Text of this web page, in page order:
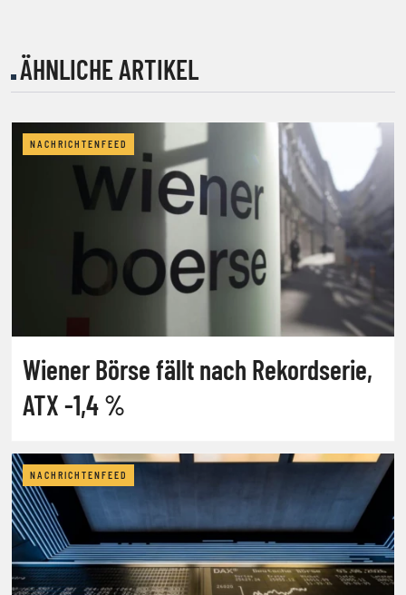
ÄHNLICHE ARTIKEL
NACHRICHTENFEED
Wiener Börse fällt nach Rekordserie,
ATX -1,4 %
NACHRICHTENFEED